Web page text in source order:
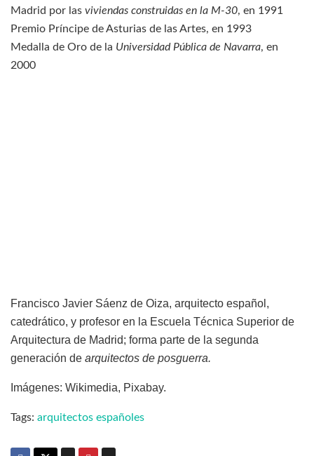
Madrid por las viviendas construidas en la M-30, en 1991
Premio Príncipe de Asturias de las Artes, en 1993
Medalla de Oro de la Universidad Pública de Navarra, en
2000
Francisco Javier Sáenz de Oiza, arquitecto español,
catedrático, y profesor en la Escuela Técnica Superior de
Arquitectura de Madrid; forma parte de la segunda
generación de arquitectos de posguerra.
Imágenes: Wikimedia, Pixabay.
Tags: arquitectos españoles